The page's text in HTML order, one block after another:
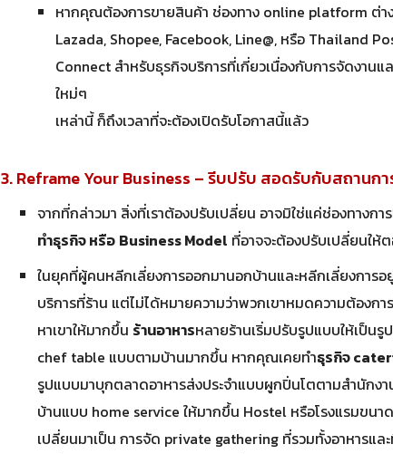
หากคุณต้องการขายสินค้า ช่องทาง online platform ต่า
Lazada, Shopee, Facebook, Line@, หรือ Thailand
Connect สำหรับธุรกิจบริการที่เกี่ยวเนื่องกับการจัดงานแ
ใหม่ๆ
เหล่านี้ ก็ถึงเวลาที่จะต้องเปิดรับโอกาสนี้แล้ว
3. Reframe Your Business – รีบปรับ สอดรับกับสถานก
จากที่กล่าวมา สิ่งที่เราต้องปรับเปลี่ยน อาจมิใช่แค่ช่องทางก
ทำธุรกิจ หรือ Business Model ที่อาจจะต้องปรับเปลี่ยนใ
ในยุคที่ผู้คนหลีกเลี่ยงการออกมานอกบ้านและหลีกเลี่ยงการอ
บริการที่ร้าน แต่ไม่ได้หมายความว่าพวกเขาหมดความต้องกา
หาเขาให้มากขึ้น ร้านอาหารหลายร้านเริ่มปรับรูปแบบให้เป็น
chef table แบบตามบ้านมากขึ้น หากคุณเคยทำธุรกิจ
รูปแบบมาบุกตลาดอาหารส่งประจำแบบผูกปิ่นโตตามสำนักงา
บ้านแบบ home service ให้มากขึ้น Hostel หรือโรงแรมขนา
เปลี่ยนมาเป็น การจัด private gathering ที่รวมทั้งอาหาร